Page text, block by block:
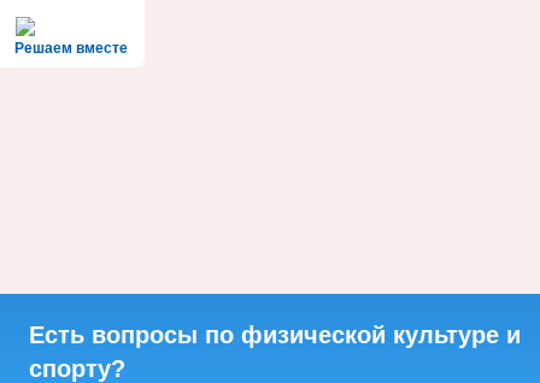
Решаем вместе
Есть вопросы по физической культуре и
спорту?